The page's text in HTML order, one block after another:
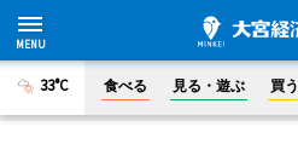
33°C 食べる 見る・遊ぶ 買う